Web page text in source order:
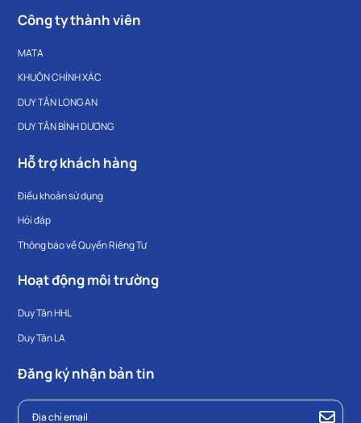
Công ty thành viên
MATA
KHUÔN CHÍNH XÁC
DUY TÂN LONG AN
DUY TÂN BÌNH DƯƠNG
Hỗ trợ khách hàng
Điều khoản sử dụng
Hỏi đáp
Thông báo về Quyền Riêng Tư
Hoạt động môi trường
Duy Tân HHL
Duy Tân LA
Đăng ký nhận bản tin